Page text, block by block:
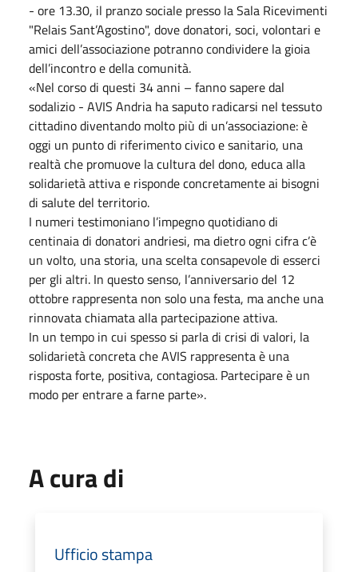
- ore 13.30, il pranzo sociale presso la Sala Ricevimenti
"Relais Sant’Agostino", dove donatori, soci, volontari e
amici dell’associazione potranno condividere la gioia
dell’incontro e della comunità.
«Nel corso di questi 34 anni – fanno sapere dal
sodalizio - AVIS Andria ha saputo radicarsi nel tessuto
cittadino diventando molto più di un’associazione: è
oggi un punto di riferimento civico e sanitario, una
realtà che promuove la cultura del dono, educa alla
solidarietà attiva e risponde concretamente ai bisogni
di salute del territorio.
I numeri testimoniano l’impegno quotidiano di
centinaia di donatori andriesi, ma dietro ogni cifra c’è
un volto, una storia, una scelta consapevole di esserci
per gli altri. In questo senso, l’anniversario del 12
ottobre rappresenta non solo una festa, ma anche una
rinnovata chiamata alla partecipazione attiva.
In un tempo in cui spesso si parla di crisi di valori, la
solidarietà concreta che AVIS rappresenta è una
risposta forte, positiva, contagiosa. Partecipare è un
modo per entrare a farne parte».
A cura di
Ufficio stampa